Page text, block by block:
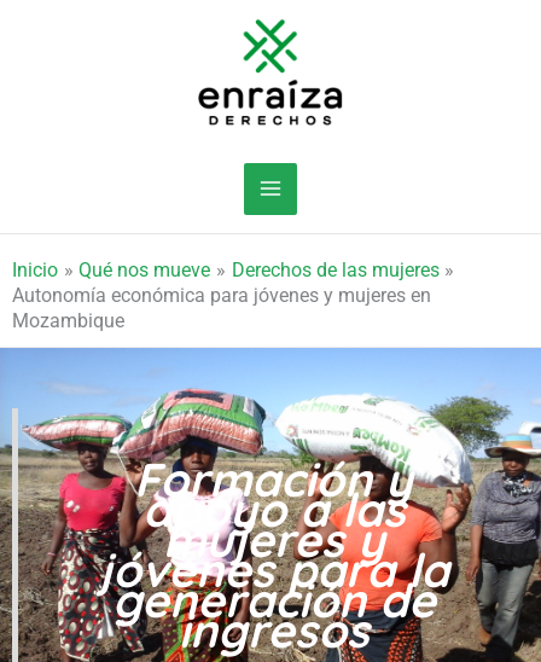
Inicio Qué nos mueve
Derechos de las mujeres
Autonomía económica para jóvenes y mujeres en
Mozambique
Formación y
apoyo a las
mujeres y
jóvenes para la
generación de
ingresos